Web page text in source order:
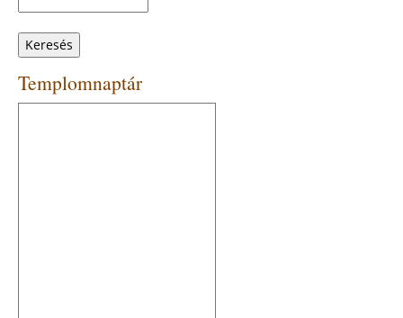
Keresés
űrlap
Templomnaptár